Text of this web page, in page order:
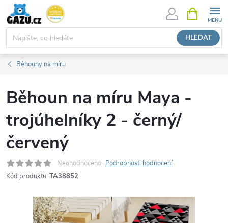
Přejít
obsah
HLEDAT
NÁKUPNÍ
KOŠÍK
Běhouny na míru
Běhoun na míru Maya -
trojúhelníky 2 - černý/
červený
Neohodnoceno Podrobnosti hodnocení
Kód produktu: TA38852